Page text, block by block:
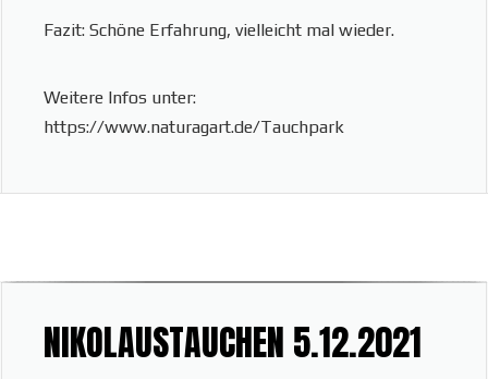
Fazit: Schöne Erfahrung, vielleicht mal wieder.
Weitere Infos unter:
https://www.naturagart.de/Tauchpark
NIKOLAUSTAUCHEN 5.12.2021